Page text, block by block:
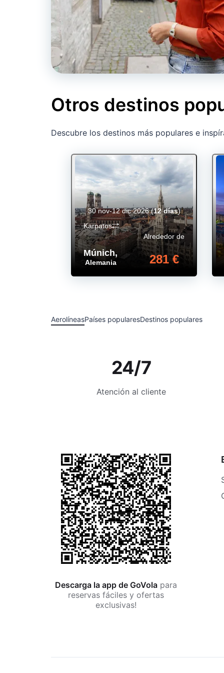
Otros destinos
Descubre los destinos más populares e
Múnich,
Alemania
Alrededor de
281 €
Karpatos
30 nov-12 dic 2026(12 días)
AerolíneasPaíses popularesDestinos populares
24/7
Atención al cliente
Descarga la app de GoVola para
reservas fáciles y ofertas
exclusivas!